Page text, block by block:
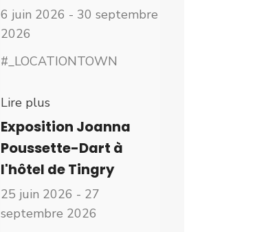
6 juin 2026 - 30 septembre
2026
#_LOCATIONTOWN
Lire plus
Exposition Joanna
Poussette-Dart à
l'hôtel de Tingry
25 juin 2026 - 27
septembre 2026